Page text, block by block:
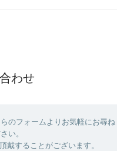
わせ
のフォームよりお気軽にお尋
い。
することがございます。